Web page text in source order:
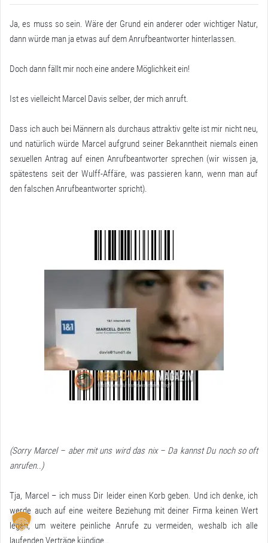
Ja, es muss so sein. Wäre der Grund ein anderer oder wichtiger Natur,
dann würde man ja etwas auf dem Anrufbeantworter hinterlassen.
Doch dann fällt mir noch eine andere Möglichkeit ein!
Ist es vielleicht Marcel Davis selber, der mich anruft.
Dass ich auch bei Männern als durchaus attraktiv gelte ist mir nicht neu,
und natürlich würde Marcel aufgrund seiner Bekanntheit niemals einen
sexuellen Antrag auf einen Anrufbeantworter sprechen (wir wissen ja,
spätestens seit der Wulff-Affäre, was passieren kann, wenn man auf
den falschen Anrufbeantworter spricht).
(Sorry Marcel – aber mit uns wird das nix – Da kannst Du noch so oft
anrufen..)
Tja, Marcel – ich muss Dir leider einen Korb geben. Und ich denke, ich
werde auch auf eine weitere Beziehung mit deiner Firma keinen Wert
legen, um weitere peinliche Anrufe zu vermeiden, weshalb ich alle
laufenden Verträge kündige…